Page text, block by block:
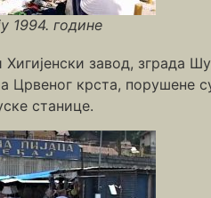
1994. године
завод, зграда
Црвеног крста, порушене
станице.